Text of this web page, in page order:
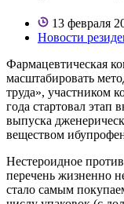
13 февраля
Новости
Фармацевтическая
масштабировать
труда», участником
года стартовал этап
выпуска
веществом
Нестероидное
перечень жизненно
стало самым